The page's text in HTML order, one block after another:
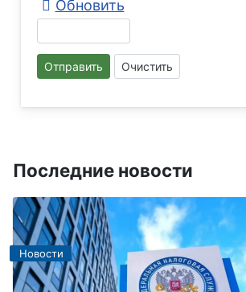
Обновить
Отправить Очистить
Последние новости
Новости